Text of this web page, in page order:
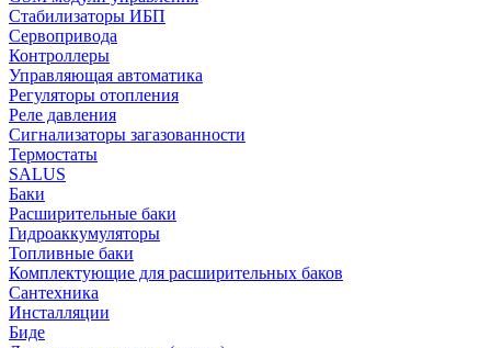
Стабилизаторы ИБП
Сервопривода
Контроллеры
Управляющая автоматика
Регуляторы отопления
Реле давления
Сигнализаторы загазованности
Термостаты
SALUS
Баки
Расширительные баки
Гидроаккумуляторы
Топливные баки
Комплектующие для расширительных баков
Сантехника
Инсталляции
Биде